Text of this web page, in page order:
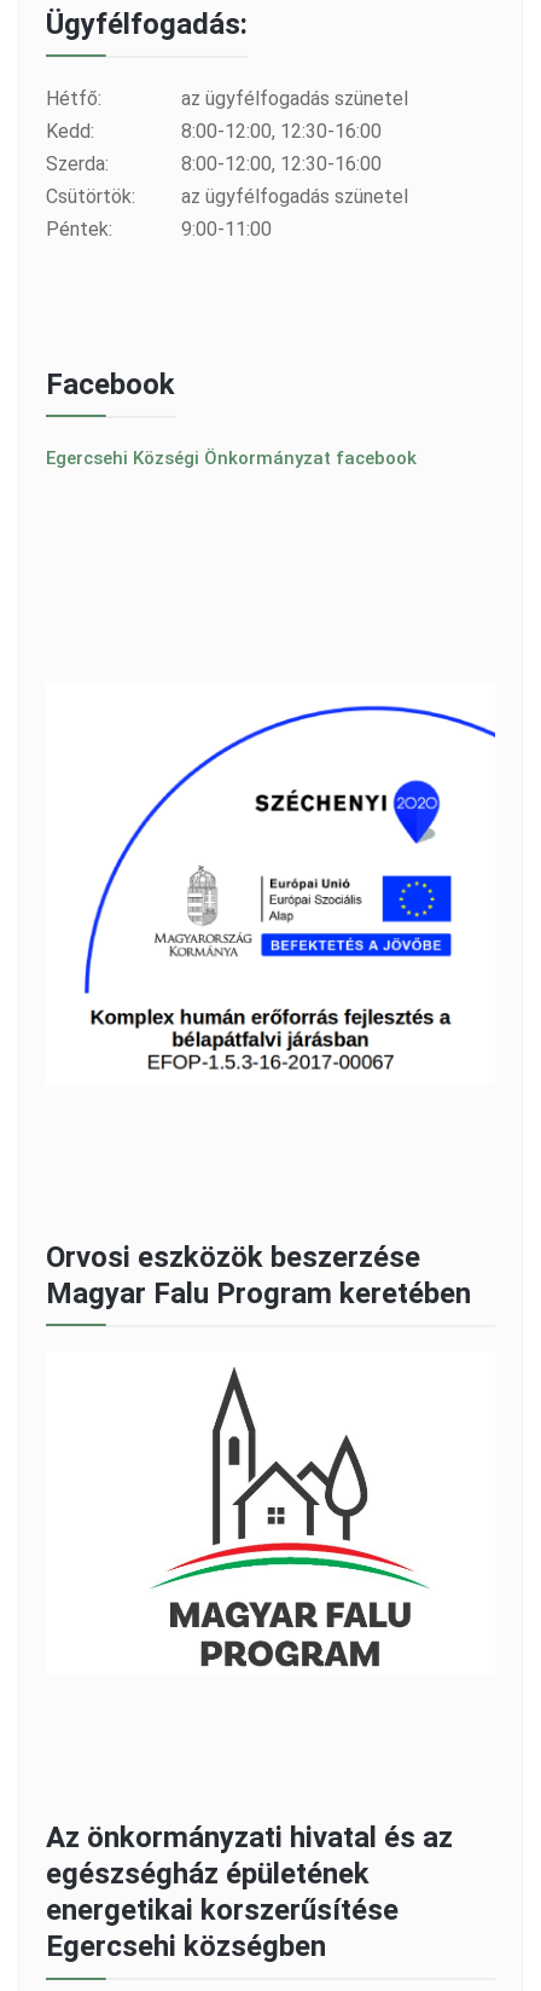
Ügyfélfogadás:
Hétfő:
az ügyfélfogadás szünetel
Kedd:
8:00-12:00, 12:30-16:00
Szerda:
8:00-12:00, 12:30-16:00
Csütörtök:
az ügyfélfogadás szünetel
Péntek:
9:00-11:00
Facebook
Egercsehi Községi Önkormányzat facebook
Orvosi eszközök beszerzése
Magyar Falu Program keretében
Az önkormányzati hivatal és az
egészségház épületének
energetikai korszerűsítése
Egercsehi községben